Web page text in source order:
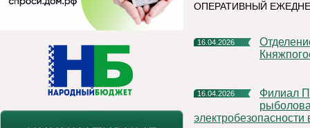
ОПЕРАТИВНЫЙ
16.04.2026
Отделение Госавтоинспекции ОМВД России по
16.04.2026
Филиал ПАО «Россети» - МЭС Северо-Запада напоминает